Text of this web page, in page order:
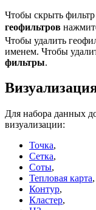
Чтобы скрыть
геофильтров
Чтобы удалить
именем. Чтобы
фильтры.
Для набора данных
визуализации:
Точка,
Сетка,
Соты,
Тепловая карта,
Контур,
Кластер,